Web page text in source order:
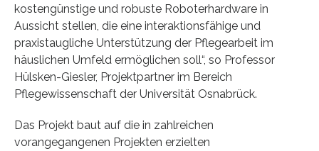
kostengünstige und robuste Roboterhardware in
Aussicht stellen, die eine interaktionsfähige und
praxistaugliche Unterstützung der Pflegearbeit im
häuslichen Umfeld ermöglichen soll“, so Professor
Hülsken-Giesler, Projektpartner im Bereich
Pflegewissenschaft der Universität Osnabrück.
Das Projekt baut auf die in zahlreichen
vorangegangenen Projekten erzielten